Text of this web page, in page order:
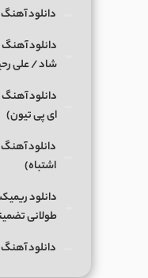
دانلود
دانلود
شاد / علی
دانلود
ای پی تیون)
دانلود
اشتباه)
طولانی
دانلود آهنگ